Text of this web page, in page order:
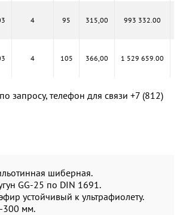
4 95 315,00 993 332.00
4 105 366,00 1 529 659.00
запросу, телефон для связи +7 (812)
шиберная.
GG-25 по DIN 1691.
устойчивый к ультрафиолету.
300 мм.